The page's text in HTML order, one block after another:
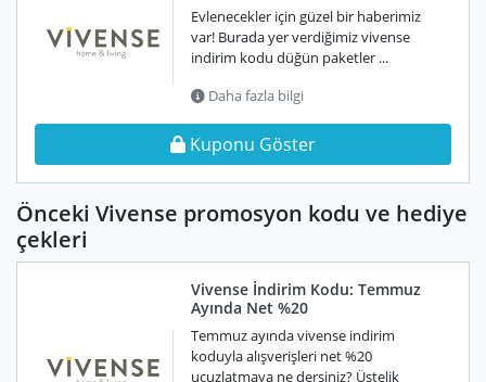
Evlenecekler için güzel bir haberimiz
var! Burada yer verdiğimiz vivense
indirim kodu düğün paketler ...
Daha fazla bilgi
Kuponu Göster
Önceki Vivense promosyon kodu ve hediye
çekleri
Vivense İndirim Kodu: Temmuz
Ayında Net %20
Temmuz ayında vivense indirim
koduyla alışverişleri net %20
ucuzlatmaya ne dersiniz? Üstelik